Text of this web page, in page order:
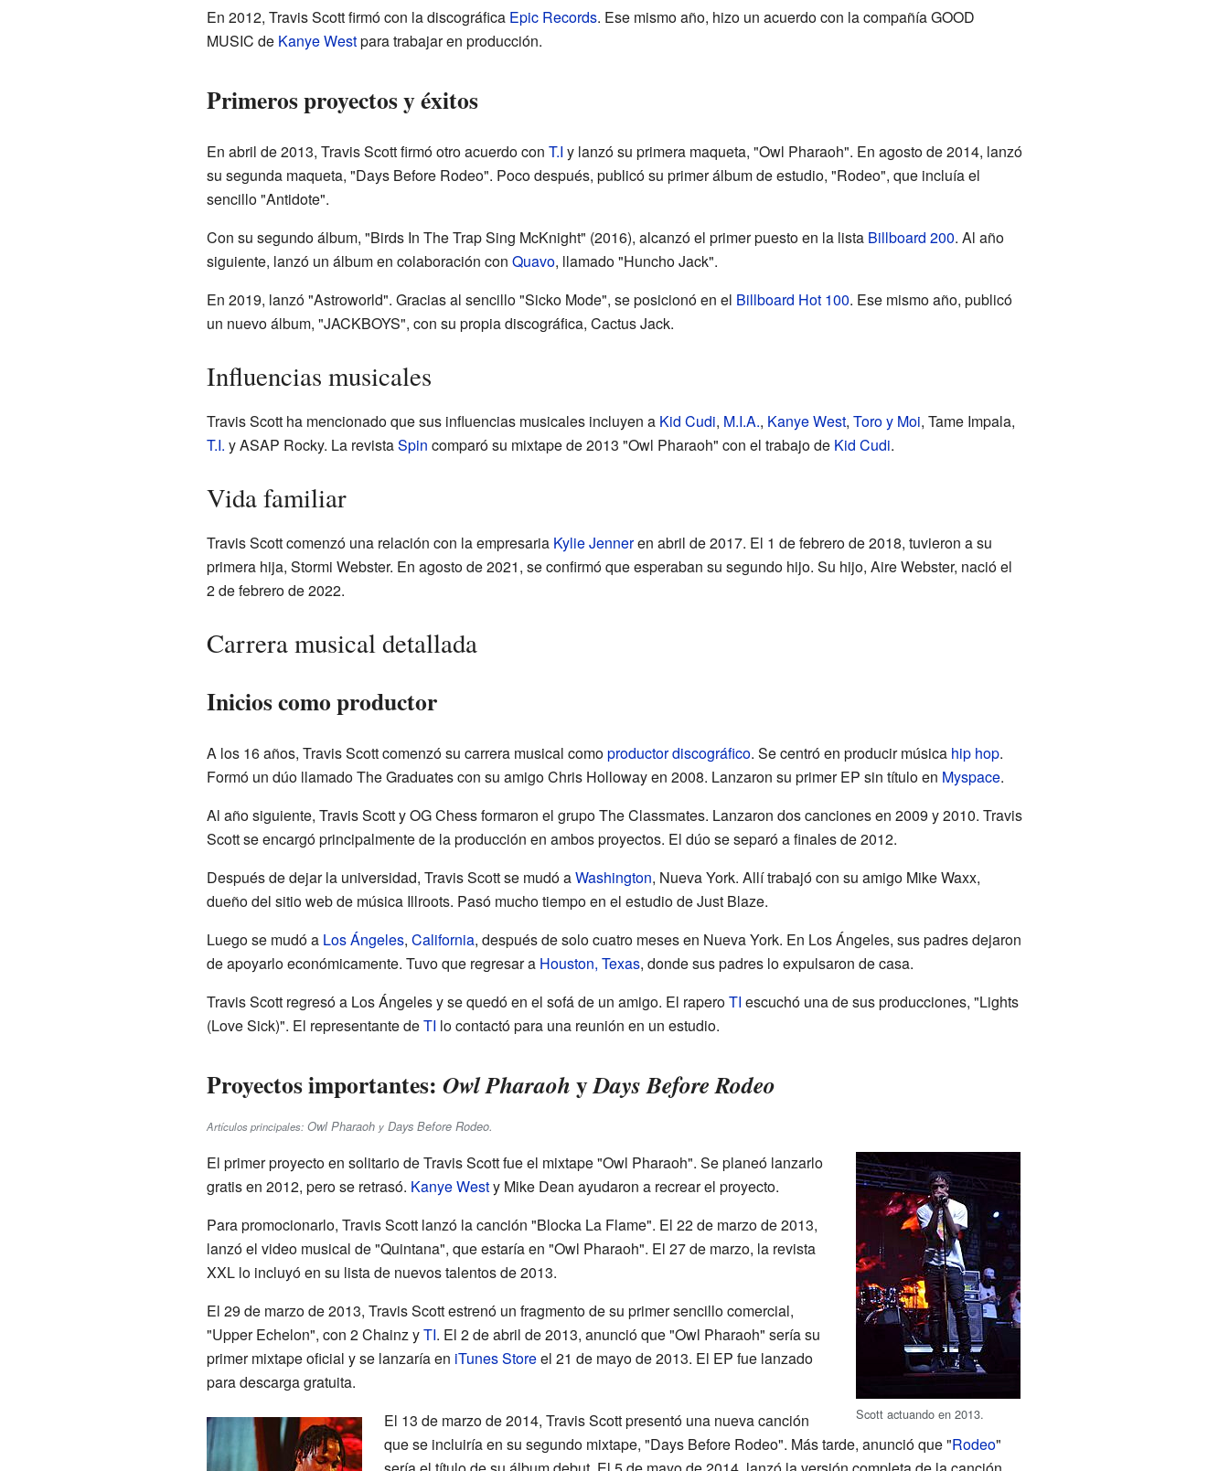
En 2012, Travis Scott firmó con la discográfica Epic Records. Ese mismo año, hizo un acuerdo con la compañía GOOD
MUSIC de Kanye Westpara trabajar en producción.
Primeros proyectos y éxitos
En abril de 2013, Travis Scott firmó otro acuerdo con T.I y lanzó su primera maqueta, "Owl Pharaoh". En agosto de 2014, lanzó
su segunda maqueta, "Days Before Rodeo". Poco después, publicó su primer álbum de estudio, "Rodeo", que incluía el
sencillo "Antidote".
Con su segundo álbum, "Birds In The Trap Sing McKnight" (2016), alcanzó el primer puesto en la lista Billboard 200. Al año
siguiente, lanzó un álbum en colaboración con Quavo, llamado "Huncho Jack".
En 2019, lanzó "Astroworld". Gracias al sencillo "Sicko Mode", se posicionó en el Billboard Hot 100. Ese mismo año, publicó
un nuevo álbum, "JACKBOYS", con su propia discográfica, Cactus Jack.
Influencias musicales
Travis Scott ha mencionado que sus influencias musicales incluyen a Kid Cudi, M.I.A., Kanye West, Toro y Moi, Tame Impala,
T.I. y ASAP Rocky. La revistaSpin comparó su mixtape de 2013 "Owl Pharaoh" con el trabajo de Kid Cudi.
Vida familiar
Travis Scott comenzó una relación con la empresaria Kylie Jenneren abril de 2017. El 1 de febrero de 2018, tuvieron a su
primera hija, Stormi Webster. En agosto de 2021, se confirmó que esperaban su segundo hijo. Su hijo, Aire Webster, nació el
2 de febrero de 2022.
Carrera musical detallada
Inicios como productor
A los 16 años, Travis Scott comenzó su carrera musical comoproductor discográfico. Se centró en producir música hip hop.
Formó un dúo llamado The Graduates con su amigo Chris Holloway en 2008. Lanzaron su primer EP sin título en Myspace.
Al año siguiente, Travis Scott y OG Chess formaron el grupo The Classmates. Lanzaron dos canciones en 2009 y 2010. Travis
Scott se encargó principalmente de la producción en ambos proyectos. El dúo se separó a finales de 2012.
Después de dejar la universidad, Travis Scott se mudó aWashington, Nueva York. Allí trabajó con su amigo Mike Waxx,
dueño del sitio web de música Illroots. Pasó mucho tiempo en el estudio de Just Blaze.
Luego se mudó a Los Ángeles, California, después de solo cuatro meses en Nueva York. En Los Ángeles, sus padres dejaron
de apoyarlo económicamente. Tuvo que regresar a Houston, Texas, donde sus padres lo expulsaron de casa.
Travis Scott regresó a Los Ángeles y se quedó en el sofá de un amigo. El raperoTI escuchó una de sus producciones, "Lights
(Love Sick)". El representante deTI lo contactó para una reunión en un estudio.
Proyectos importantes: Owl PharaohyDays Before Rodeo
Artículos principales: Owl Pharaoh y Days Before Rodeo.
Scott actuando en 2013.
El primer proyecto en solitario de Travis Scott fue el mixtape "Owl Pharaoh". Se planeó lanzarlo
gratis en 2012, pero se retrasó. Kanye Westy Mike Dean ayudaron a recrear el proyecto.
Para promocionarlo, Travis Scott lanzó la canción "Blocka La Flame". El 22 de marzo de 2013,
lanzó el video musical de "Quintana", que estaría en "Owl Pharaoh". El 27 de marzo, la revista
XXL lo incluyó en su lista de nuevos talentos de 2013.
El 29 de marzo de 2013, Travis Scott estrenó un fragmento de su primer sencillo comercial,
"Upper Echelon", con 2 Chainz yTI. El 2 de abril de 2013, anunció que "Owl Pharaoh" sería su
primer mixtape oficial y se lanzaría en iTunes Storeel 21 de mayo de 2013. El EP fue lanzado
para descarga gratuita.
El 13 de marzo de 2014, Travis Scott presentó una nueva canción
que se incluiría en su segundo mixtape, "Days Before Rodeo". Más tarde, anunció que "Rodeo"